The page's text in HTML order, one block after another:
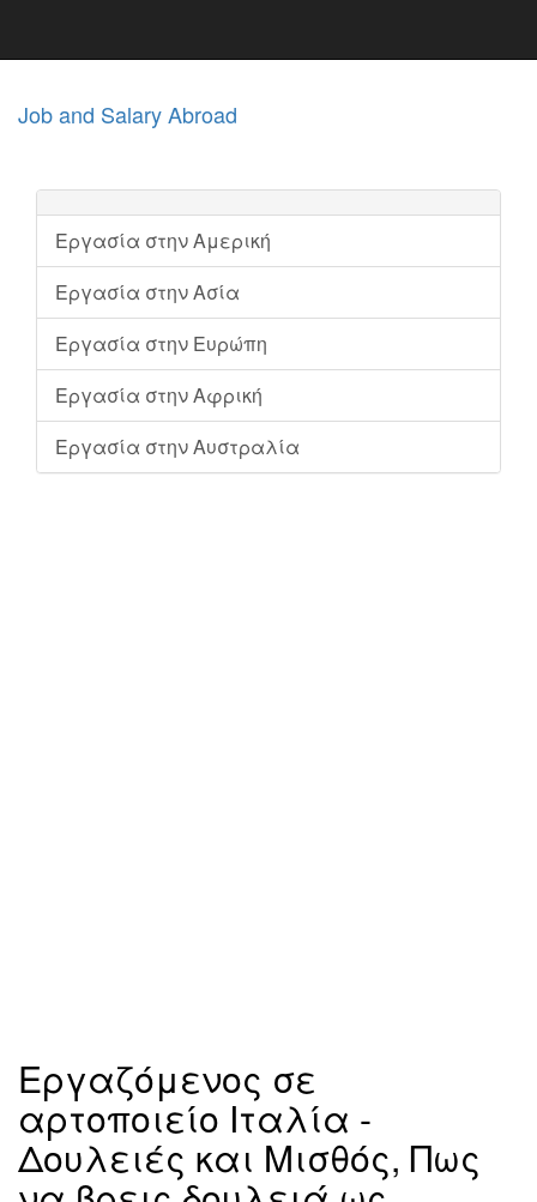
Job and Salary Abroad
Εργασία στην Αμερική
Εργασία στην Ασία
Εργασία στην Ευρώπη
Εργασία στην Αφρική
Εργασία στην Αυστραλία
Εργαζόμενος σε
αρτοποιείο Ιταλία -
Δουλειές και Μισθός, Πως